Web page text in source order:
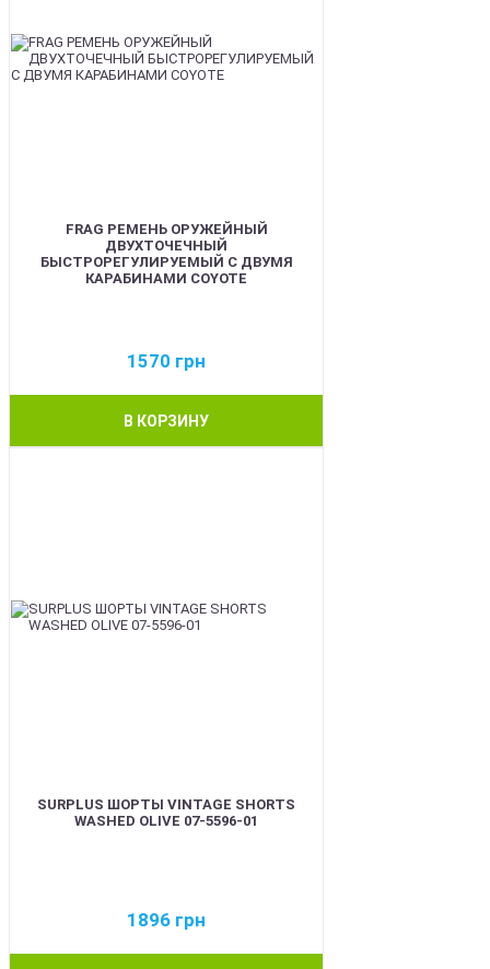
FRAG РЕМЕНЬ ОРУЖЕЙНЫЙ
ДВУХТОЧЕЧНЫЙ
БЫСТРОРЕГУЛИРУЕМЫЙ С ДВУМЯ
КАРАБИНАМИ COYOTE
1570 грн
В КОРЗИНУ
SURPLUS ШОРТЫ VINTAGE SHORTS
WASHED OLIVE 07-5596-01
1896 грн